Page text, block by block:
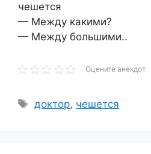
чешется
— Между какими?
— Между большими..
Оцените анекдот
Метки
доктор, чешется